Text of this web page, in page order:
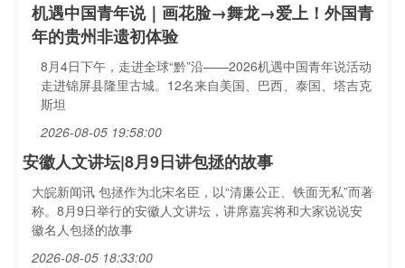
机遇中国青年说｜画花脸→舞龙→爱上！外国青
年的贵州非遗初体验
8月4日下午，走进全球“黔”沿——2026机遇中国青年说活动
走进锦屏县隆里古城。12名来自美国、巴西、泰国、塔吉克
斯坦
2026-08-05 19:58:00
安徽人文讲坛|8月9日讲包拯的故事
大皖新闻讯 包拯作为北宋名臣，以“清廉公正、铁面无私”而著
称。8月9日举行的安徽人文讲坛，讲席嘉宾将和大家说说安
徽名人包拯的故事
2026-08-05 18:33:00